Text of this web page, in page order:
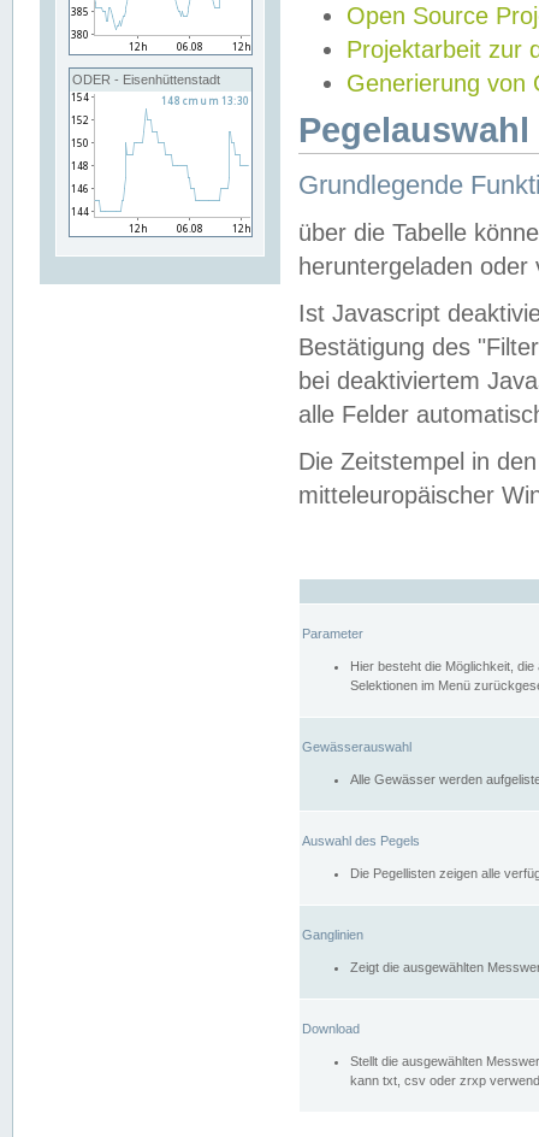
ODER - Eisenhüttenstadt
Open Source
Projektarbeit zur
Generierung von
Grundlegende
über die Tabelle
heruntergeladen oder
Ist Javascript
Bestätigung des
bei deaktiviertem
alle Felder
Die Zeitstempel in
mitteleuropäischer
Parameter
Hier besteht die Möglichkeit,
Selektionen im Menü
Gewässerauswahl
Alle Gewässer werden
Auswahl des Pegels
Die Pegellisten zeigen alle
Ganglinien
Zeigt die ausgewählten
Download
Stellt die ausgewählten
kann txt, csv oder zrxp